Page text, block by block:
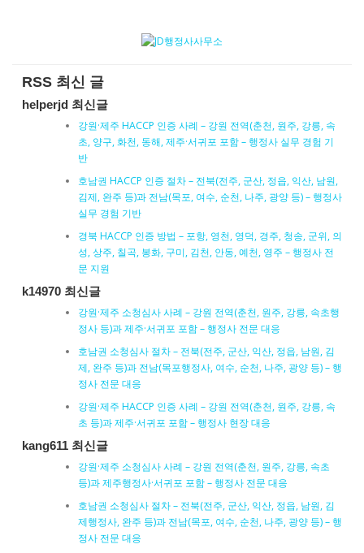
RSS 최신 글
helperjd 최신글
강원·제주 HACCP 인증 사례 – 강원 전역(춘천, 원주, 강릉, 속
초, 양구, 화천, 동해, 제주·서귀포 포함 – 행정사 실무 경험 기
반
호남권 HACCP 인증 절차 – 전북(전주, 군산, 정읍, 익산, 남원,
김제, 완주 등)과 전남(목포, 여수, 순천, 나주, 광양 등) – 행정사
실무 경험 기반
경북 HACCP 인증 방법 – 포항, 영천, 영덕, 경주, 청송, 군위, 의
성, 상주, 칠곡, 봉화, 구미, 김천, 안동, 예천, 영주 – 행정사 전
문 지원
k14970 최신글
강원·제주 소청심사 사례 – 강원 전역(춘천, 원주, 강릉, 속초행
정사 등)과 제주·서귀포 포함 – 행정사 전문 대응
호남권 소청심사 절차 – 전북(전주, 군산, 익산, 정읍, 남원, 김
제, 완주 등)과 전남(목포행정사, 여수, 순천, 나주, 광양 등) – 행
정사 전문 대응
강원·제주 HACCP 인증 사례 – 강원 전역(춘천, 원주, 강릉, 속
초 등)과 제주·서귀포 포함 – 행정사 현장 대응
kang611 최신글
강원·제주 소청심사 사례 – 강원 전역(춘천, 원주, 강릉, 속초
등)과 제주행정사·서귀포 포함 – 행정사 전문 대응
호남권 소청심사 절차 – 전북(전주, 군산, 익산, 정읍, 남원, 김
제행정사, 완주 등)과 전남(목포, 여수, 순천, 나주, 광양 등) – 행
정사 전문 대응